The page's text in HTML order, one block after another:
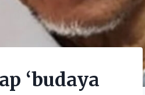
‘budaya